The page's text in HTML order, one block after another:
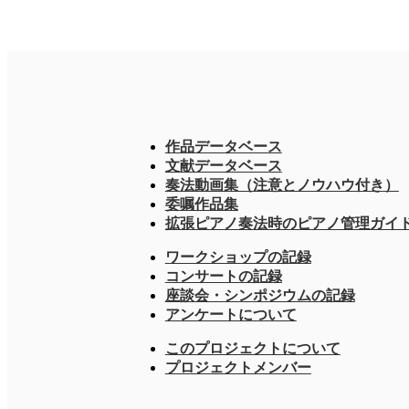
作品データベース
文献データベース
奏法動画集（注意とノウハウ付き）
委嘱作品集
拡張ピアノ奏法時のピアノ管理ガイ
ワークショップの記録
コンサートの記録
座談会・シンポジウムの記録
アンケートについて
このプロジェクトについて
プロジェクトメンバー